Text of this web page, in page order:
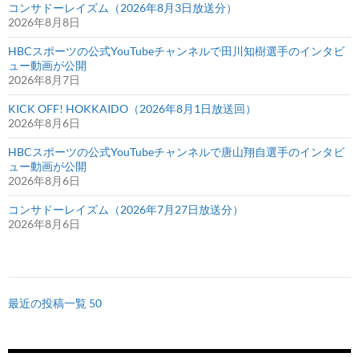
コンサドーレイズム（2026年8月3日放送分）
2026年8月8日
HBCスポーツの公式YouTubeチャンネルで田川知樹選手のインタビ
ュー動画が公開
2026年8月7日
KICK OFF! HOKKAIDO（2026年8月1日放送回）
2026年8月6日
HBCスポーツの公式YouTubeチャンネルで唐山翔自選手のインタビ
ュー動画が公開
2026年8月6日
コンサドーレイズム（2026年7月27日放送分）
2026年8月6日
最近の投稿一覧 50